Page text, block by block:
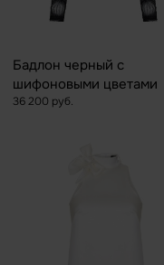
Бадлон черный с
шифоновыми цветами
36 200 руб.